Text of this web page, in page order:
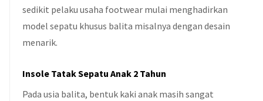
sedikit pelaku usaha footwear mulai menghadirkan
model sepatu khusus balita misalnya dengan desain
menarik.
Insole Tatak Sepatu Anak 2 Tahun
Pada usia balita, bentuk kaki anak masih sangat